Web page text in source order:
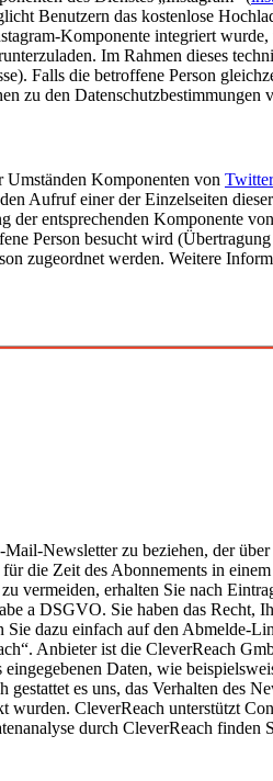
Benutzern das kostenlose
Komponente integriert
Im Rahmen dieses
Falls die betroffene Person
zu den Datenschutzbestimmungen
Umständen Komponenten von Twitter
Aufruf einer der Einzelseiten
der entsprechenden Komponente
Person besucht wird
zugeordnet werden. Weitere
Newsletter zu beziehen, der
die Zeit des Abonnements in
vermeiden, erhalten Sie nach
a DSGVO. Sie haben das Recht,
dazu einfach auf den Abmelde-
Anbieter ist die CleverReach
Daten, wie
es uns, das Verhalten des
CleverReach unterstützt
durch CleverReach finden